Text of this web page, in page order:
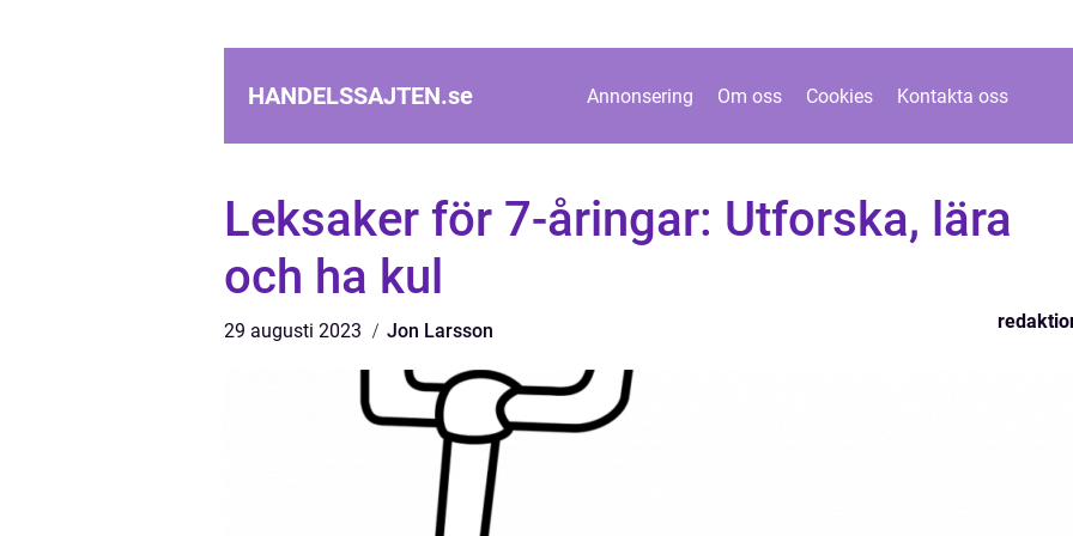
HANDELSSAJTEN.se Annonsering Om oss Cookies Kontakta oss
Leksaker för 7-åringar: Utforska, lära
och ha kul
29 augusti 2023 Jon Larsson